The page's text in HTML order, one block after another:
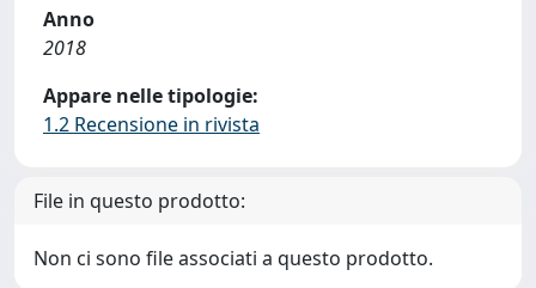
Anno
2018
Appare nelle tipologie:
1.2 Recensione in rivista
File in questo prodotto:
Non ci sono file associati a questo prodotto.